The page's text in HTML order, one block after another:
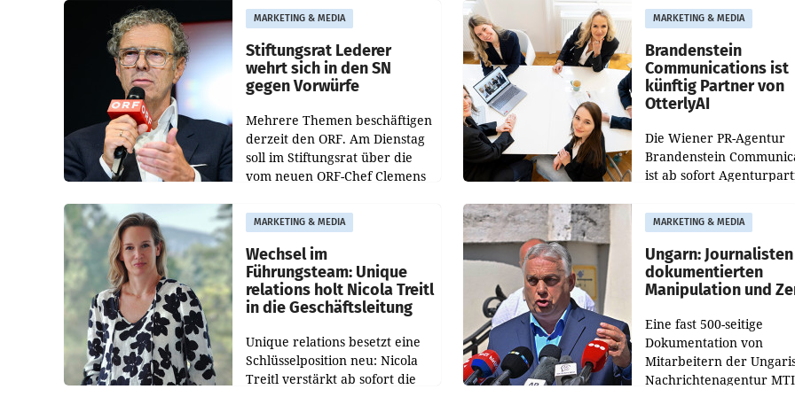
freigegeben: Die
Bundeswettbewerbsbehörde
und der Bundeskartellanwalt
aus, womit sich das
gegenüber Juli 2025
verdoppelte (+102
MARKETING & MEDIA
Stiftungsrat Lederer
wehrt sich in den SN
gegen Vorwürfe
Mehrere Themen beschäftigen
derzeit den ORF. Am Dienstag
soll im Stiftungsrat über die
vom neuen ORF-Chef Clemens
Besetzungen für die
Direktionen abgestimmt
werden.
MARKETING & MEDIA
Brandenstein
Communications ist
künftig Partner von
OtterlyAI
Die Wiener PR-Agentur
Brandenstein
ist ab sofort
Optimierungsplattform
OtterlyAI. Damit baut die
Agentur ihr
MARKETING & MEDIA
Wechsel im
Führungsteam: Unique
relations holt Nicola Treitl
in die Geschäftsleitung
Unique relations besetzt eine
Schlüsselposition neu: Nicola
Treitl verstärkt ab sofort die
MARKETING & MEDIA
Ungarn: Journalisten
dokumentierten
Manipulation und
Eine fast 500-seitige
Dokumentation von
Mitarbeitern der
Nachrichtenagentur